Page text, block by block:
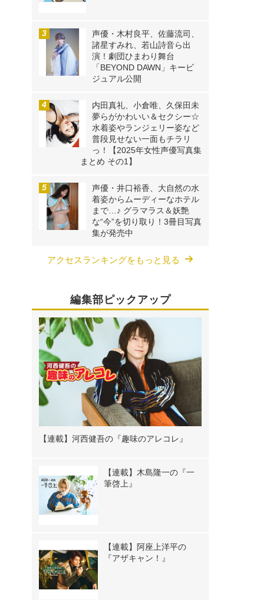
声優・木村良平、佐藤流司、
諸星すみれ、若山詩音ら出
演！劇団ひまわり舞台
「BEYOND DAWN」キービ
ジュアル公開
内田真礼、小倉唯、久保田未
夢らがかわいい＆セクシー☆
水着姿やランジェリー姿など
普段見せない一面もチラリ
っ！【2025年女性声優写真集
まとめ その1】
声優・井口裕香、大自然の水
着姿からムーディーなホテル
まで…♪ グラマラス＆妖艶
な“今”を切り取り！3冊目写真
集が発売中
アクセスランキングをもっと見る
編集部ピックアップ
【連載】河西健吾の『趣味のアレコレ』
【連載】木島隆一の『一
筆啓上』
【連載】阿座上洋平の
『アザキャン！』